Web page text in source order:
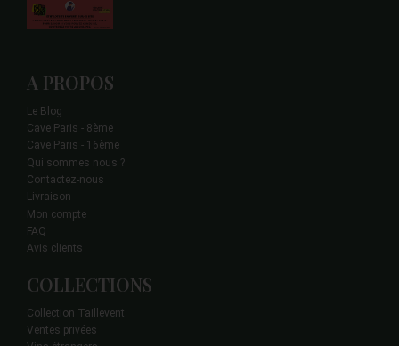
A PROPOS
Le Blog
Cave Paris - 8ème
Cave Paris - 16ème
Qui sommes nous ?
Contactez-nous
Livraison
Mon compte
FAQ
Avis clients
COLLECTIONS
Collection Taillevent
Ventes privées